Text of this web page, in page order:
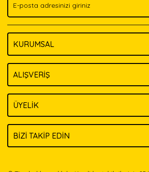
Bu ürüne benzer farklı alternatifler olmalı.
KURUMSAL
ALIŞVERİŞ
ÜYELİK
BİZİ TAKİP EDİN